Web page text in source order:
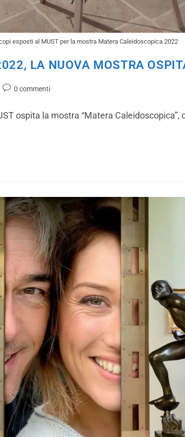
esposti al MUST per la mostra Matera Caleidoscopica 2022
LA NUOVA MOSTRA
0 commenti
ospita la mostra “Matera Caleidoscopica”,